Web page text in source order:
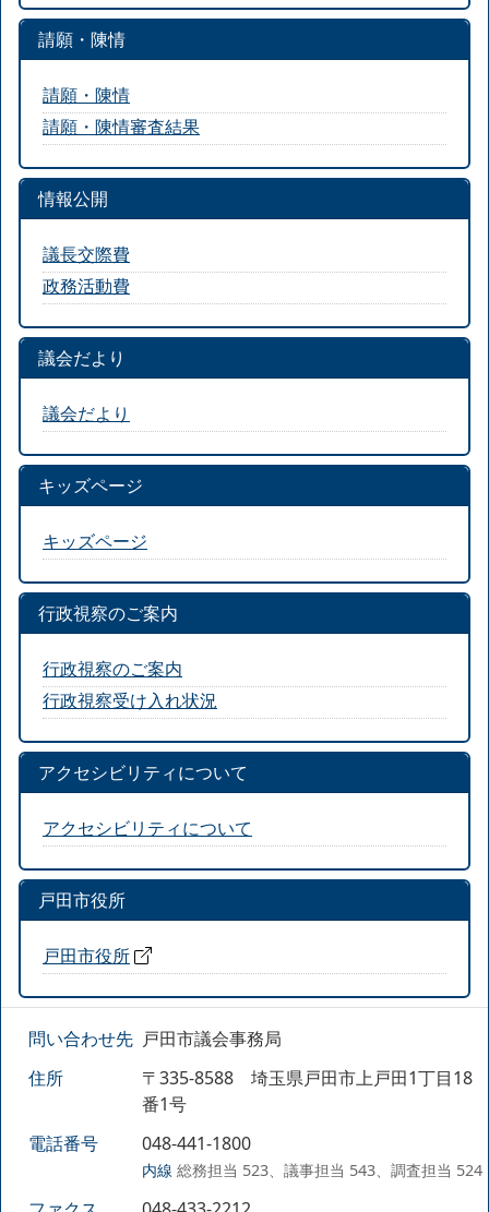
請願・陳情
請願・陳情
請願・陳情審査結果
情報公開
議長交際費
政務活動費
議会だより
議会だより
キッズページ
キッズページ
行政視察のご案内
行政視察のご案内
行政視察受け入れ状況
アクセシビリティについて
アクセシビリティについて
戸田市役所
戸田市役所
問い合わせ先 戸田市議会事務局
住所
〒335-8588 埼玉県戸田市上戸田1丁目18
番1号
電話番号
048-441-1800
内線 総務担当 523、議事担当 543、調査担当 524